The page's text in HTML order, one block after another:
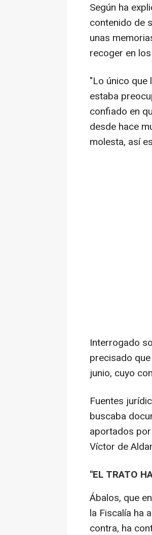
Según ha
contenido de
unas
recoger en
"Lo único que
estaba
confiado en
desde hace
molesta, así
Interrogado
precisado
junio, cuyo
Fuentes
buscaba
aportados
Víctor de
"EL TRATO
Ábalos, que
la Fiscalía ha
contra, ha